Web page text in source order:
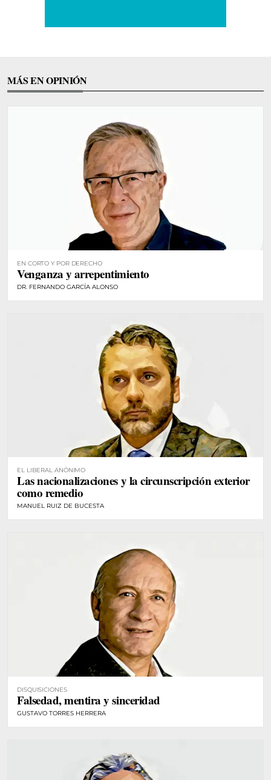
MÁS EN OPINIÓN
EN CORTO Y POR DERECHO
Venganza y arrepentimiento
DR. FERNANDO GARCÍA ALONSO
EL LIBERAL ANÓNIMO
Las nacionalizaciones y la circunscripción exterior
como remedio
MANUEL RUIZ DE BUCESTA
DISQUISICIONES
Falsedad, mentira y sinceridad
GUSTAVO TORRES HERRERA